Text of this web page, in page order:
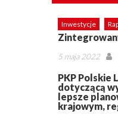
Inwestycje
Posted
5 maja 2022
PKP Polskie
dotyczącą
lepsze
krajowym,